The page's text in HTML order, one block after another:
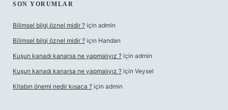
SON YORUMLAR
Bilimsel bilgi öznel midir ? için admin
Bilimsel bilgi öznel midir ? için Handan
Kuşun kanadı kanarsa ne yapmalıyız ? için admin
Kuşun kanadı kanarsa ne yapmalıyız ? için Veysel
Kitabın önemi nedir kısaca ? için admin